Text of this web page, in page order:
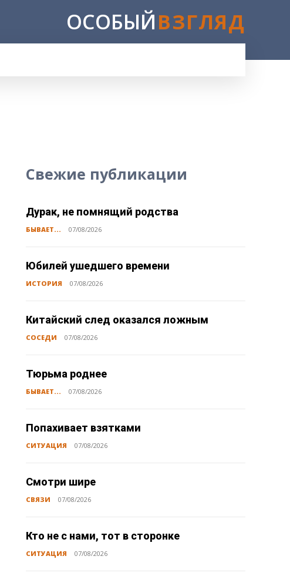
ОСОБЫЙВЗГЛЯД
Свежие публикации
Дурак, не помнящий родства
БЫВАЕТ... 07/08/2026
Юбилей ушедшего времени
ИСТОРИЯ 07/08/2026
Китайский след оказался ложным
СОСЕДИ 07/08/2026
Тюрьма роднее
БЫВАЕТ... 07/08/2026
Попахивает взятками
СИТУАЦИЯ 07/08/2026
Смотри шире
СВЯЗИ 07/08/2026
Кто не с нами, тот в сторонке
СИТУАЦИЯ 07/08/2026